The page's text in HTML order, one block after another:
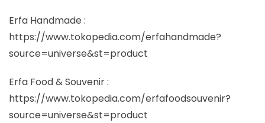
Erfa Handmade :
https://www.tokopedia.com/erfahandmade?
source=universe&st=product
Erfa Food & Souvenir :
https://www.tokopedia.com/erfafoodsouvenir?
source=universe&st=product